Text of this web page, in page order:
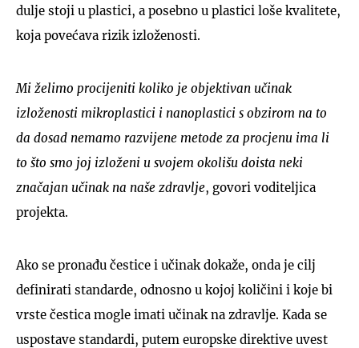
dulje stoji u plastici, a posebno u plastici loše kvalitete,
koja povećava rizik izloženosti.
Mi želimo procijeniti koliko je objektivan učinak
izloženosti mikroplastici i nanoplastici s obzirom na to
da dosad nemamo razvijene metode za procjenu ima li
to što smo joj izloženi u svojem okolišu doista neki
značajan učinak na naše zdravlje, govori voditeljica
projekta.
Ako se pronađu čestice i učinak dokaže, onda je cilj
definirati standarde, odnosno u kojoj količini i koje bi
vrste čestica mogle imati učinak na zdravlje. Kada se
uspostave standardi, putem europske direktive uvest